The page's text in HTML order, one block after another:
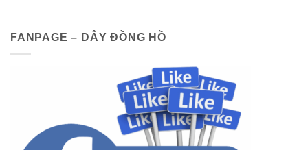
FANPAGE – DÂY ĐỒNG HỒ